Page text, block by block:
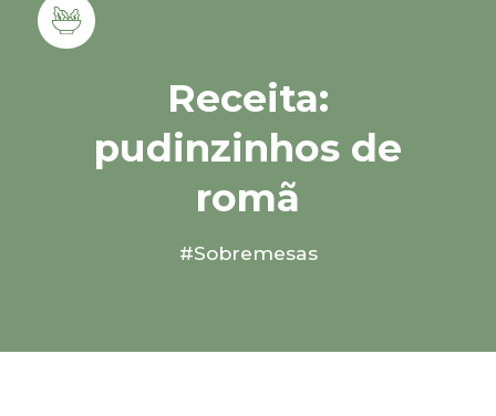
Receita:
pudinzinhos de
romã
#Sobremesas